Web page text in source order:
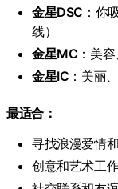
金星DSC ：你
线）
金星MC ：美
金星IC ：美丽
最适合：
寻找浪漫爱情
创意和艺术工